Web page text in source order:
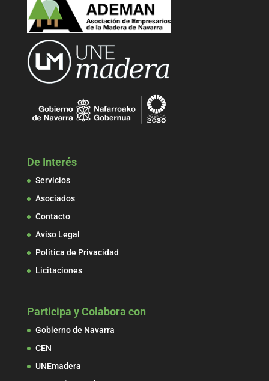
De Interés
Servicios
Asociados
Contacto
Aviso Legal
Política de Privacidad
Licitaciones
Participa y Colabora con
Gobierno de Navarra
CEN
UNEmadera